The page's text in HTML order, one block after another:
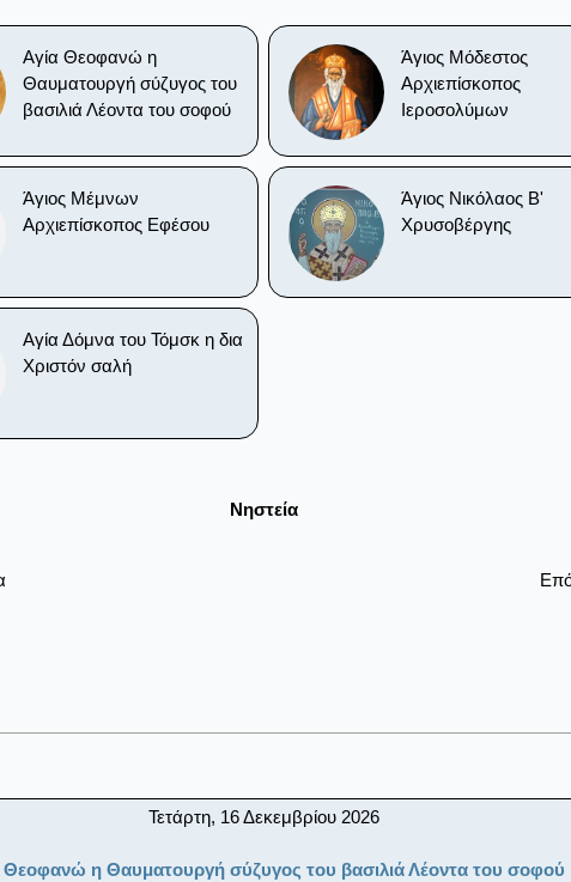
Αγία Θεοφανώ η
Θαυματουργή σύζυγος του
βασιλιά Λέοντα του σοφού
Άγιος Μόδεστος
Αρχιεπίσκοπος
Ιεροσολύμων
Άγιος Μέμνων
Αρχιεπίσκοπος Εφέσου
Άγιος Νικόλαος Β'
Χρυσοβέργης
Αγία Δόμνα του Τόμσκ η δια
Χριστόν σαλή
Νηστεία
Τετάρτη, 16 Δεκεμβρίου 2026
Θεοφανώ η Θαυματουργή σύζυγος του βασιλιά Λέοντα του σοφού